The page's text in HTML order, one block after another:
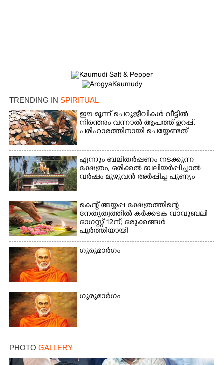
TRENDING IN SPIRITUAL
ഈ മൂന്ന് ചെറുജീവികൾ വീട്ടിൽ
നിരന്തരം വന്നാൽ ആപത്ത് ഉറപ്പ്,​
പരിഹാരത്തിനായി ചെയ്യേണ്ടത്
എന്നും ബലിതർപ്പണം നടക്കുന്ന
ക്ഷേത്രം,​ ഒരിക്കൽ ബലിയർപ്പിച്ചാൽ
വർഷം മുഴുവൻ അർപ്പിച്ച പുണ്യം
കെന്റ് അയ്യപ്പ ക്ഷേത്രത്തിന്റെ
നേതൃത്വത്തിൽ കർക്കടക വാവുബലി
ഓഗസ്റ്റ് 12ന്; ഒരുക്കങ്ങൾ
പൂർത്തിയായി
ഗുരുമാർഗം
ഗുരുമാർഗം
PHOTO GALLERY